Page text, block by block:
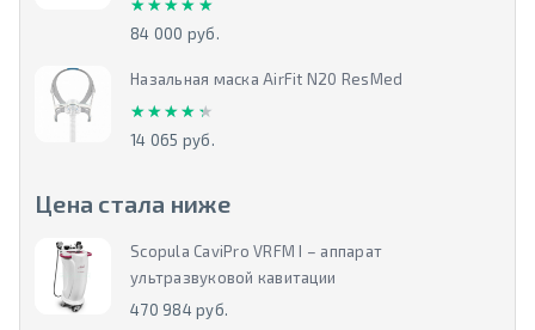
★★★★★
★★★★★
84 000 руб.
Назальная маска AirFit N20 ResMed
★★★★★
★★★★★
14 065 руб.
Цена стала ниже
Scopula CaviPro VRFM I – аппарат
ультразвуковой кавитации
470 984 руб.